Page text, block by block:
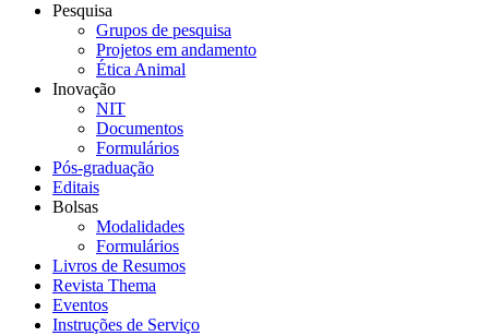
Pesquisa
Grupos de pesquisa
Projetos em andamento
Ética Animal
Inovação
NIT
Documentos
Formulários
Pós-graduação
Editais
Bolsas
Modalidades
Formulários
Livros de Resumos
Revista Thema
Eventos
Instruções de Serviço